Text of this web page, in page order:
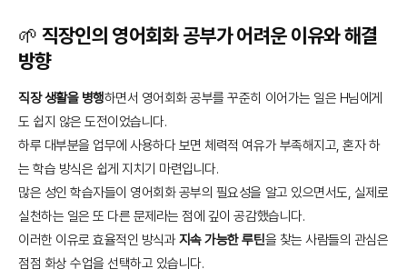
🌱 직장인의 영어회화 공부가 어려운 이유와 해결
방향
직장 생활을 병행하면서 영어회화 공부를 꾸준히 이어가는 일은 H님에게
도 쉽지 않은 도전이었습니다.
하루 대부분을 업무에 사용하다 보면 체력적 여유가 부족해지고, 혼자 하
는 학습 방식은 쉽게 지치기 마련입니다.
많은 성인 학습자들이 영어회화 공부의 필요성을 알고 있으면서도, 실제로
실천하는 일은 또 다른 문제라는 점에 깊이 공감했습니다.
이러한 이유로 효율적인 방식과지속 가능한 루틴을 찾는 사람들의 관심은
점점 화상 수업을 선택하고 있습니다.